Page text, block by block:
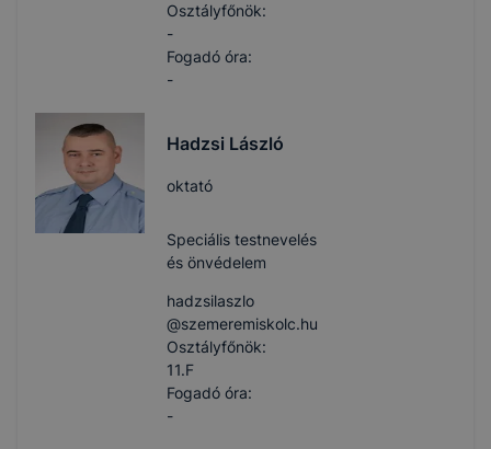
Osztályfőnök:
-
Fogadó óra:
-
Hadzsi László
oktató
Speciális testnevelés
és önvédelem
hadzsilaszlo​
@szemeremiskolc.hu
Osztályfőnök:
11.F
Fogadó óra:
-